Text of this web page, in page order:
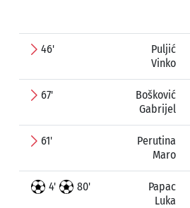
46'
Puljić
Vinko
67'
Bošković
Gabrijel
61'
Perutina
Maro
4' 80'
Papac
Luka